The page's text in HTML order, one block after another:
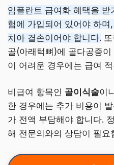
임플란트 급여화 혜택을 받
험에 가입되어 있어야 하
치아 결손이어야 합니다.
골(아래턱뼈)에 골다공증
이 어려운 경우에는 급여
비급여 항목인 골이식술이
한 경우에는 추가 비용이
가 전액 부담해야 합니다.
해 전문의와의 상담이 필요